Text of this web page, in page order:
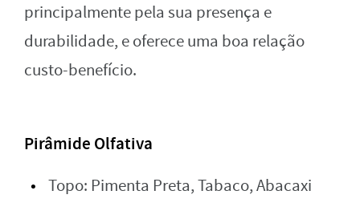
principalmente pela sua presença e
durabilidade, e oferece uma boa relação
custo-benefício.
Pirâmide Olfativa
Topo: Pimenta Preta, Tabaco, Abacaxi